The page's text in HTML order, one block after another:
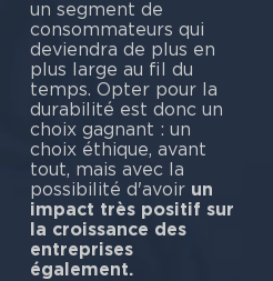
un segment de
consommateurs qui
deviendra de plus en
plus large au fil du
temps. Opter pour la
durabilité est donc un
choix gagnant : un
choix éthique, avant
tout, mais avec la
possibilité d'avoir un
impact très positif sur
la croissance des
entreprises
également.